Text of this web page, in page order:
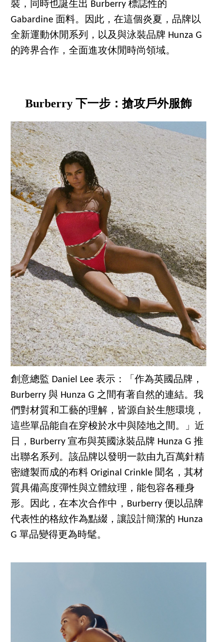
裝，同時也誕生出 Burberry 標誌性的
Gabardine 面料。因此，在這個炎夏，品牌以
全新運動休閒系列，以及與泳裝品牌 Hunza G
的跨界合作，全面進攻休閒時尚領域。
Burberry 下一步：搶攻戶外服飾
創意總監 Daniel Lee 表示：「作為英國品牌，
Burberry 與 Hunza G 之間有著自然的連結。我
們對材質和工藝的理解，皆源自於生態環境，
這些單品能自在穿梭於水中與陸地之間。」近
日，Burberry 宣布與英國泳裝品牌 Hunza G 推
出聯名系列。該品牌以發明一款由九百萬針精
密縫製而成的布料 Original Crinkle 聞名，其材
質具備高度彈性與立體紋理，能包容各種身
形。因此，在本次合作中，Burberry 便以品牌
代表性的格紋作為點綴，讓設計簡潔的 Hunza
G 單品變得更為時髦。